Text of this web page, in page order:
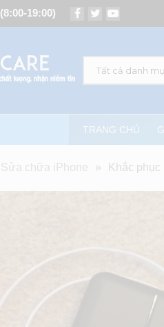
(8:00-19:00)
Tất cả danh
TRANG CHỦ
Sửa chữa iPhone » Khắc